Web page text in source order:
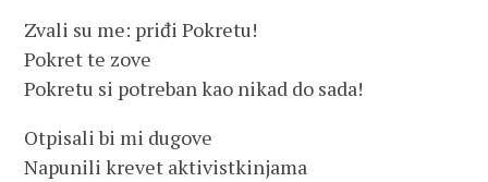
Zvali su me: priđi Pokretu!
Pokret te zove
Pokretu si potreban kao nikad do sada!
Otpisali bi mi dugove
Napunili krevet aktivistkinjama